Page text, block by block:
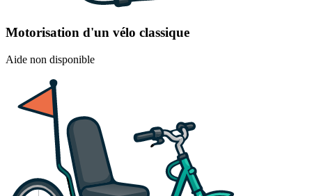
Motorisation d'un vélo classique
Aide non disponible